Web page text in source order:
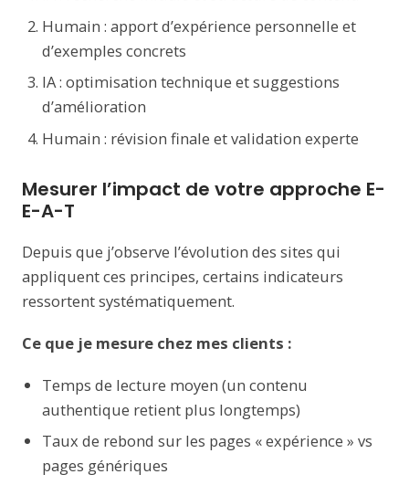
Humain : apport d’expérience personnelle et
d’exemples concrets
IA : optimisation technique et suggestions
d’amélioration
Humain : révision finale et validation experte
Mesurer l’impact de votre approche E-
E-A-T
Depuis que j’observe l’évolution des sites qui
appliquent ces principes, certains indicateurs
ressortent systématiquement.
Ce que je mesure chez mes clients :
Temps de lecture moyen (un contenu
authentique retient plus longtemps)
Taux de rebond sur les pages « expérience » vs
pages génériques